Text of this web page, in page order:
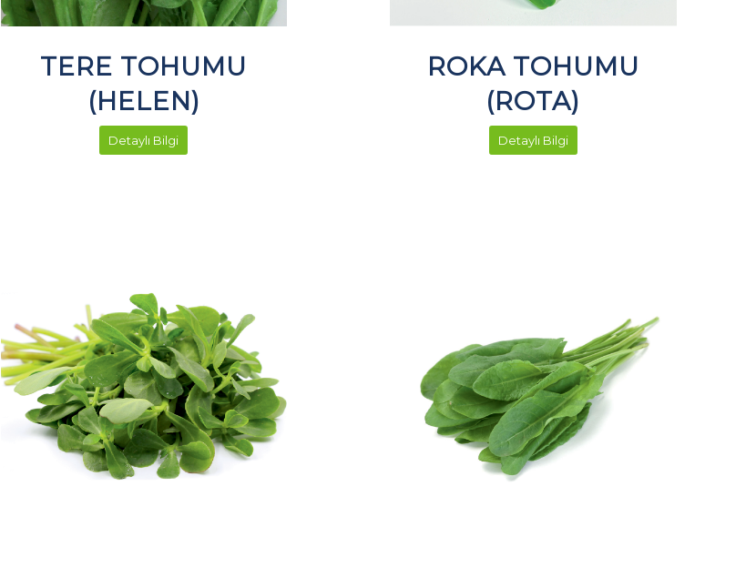
TERE TOHUMU
(HELEN)
Detaylı Bilgi
ROKA TOHUMU
(ROTA)
Detaylı Bilgi